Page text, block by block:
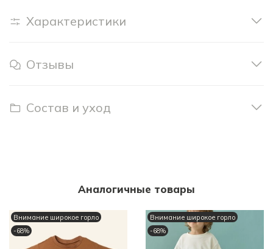
Характеристики
Отзывы
Состав и уход
Аналогичные товары
Внимание широкое горло
-68%
Внимание широкое горло
-68%